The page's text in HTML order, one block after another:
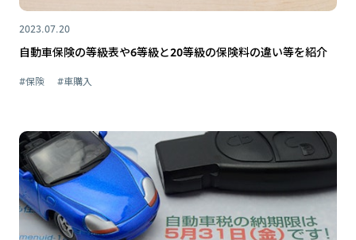
2023.07.20
自動車保険の等級表や6等級と20等級の保険料の違い等を紹介
#保険 #車購入